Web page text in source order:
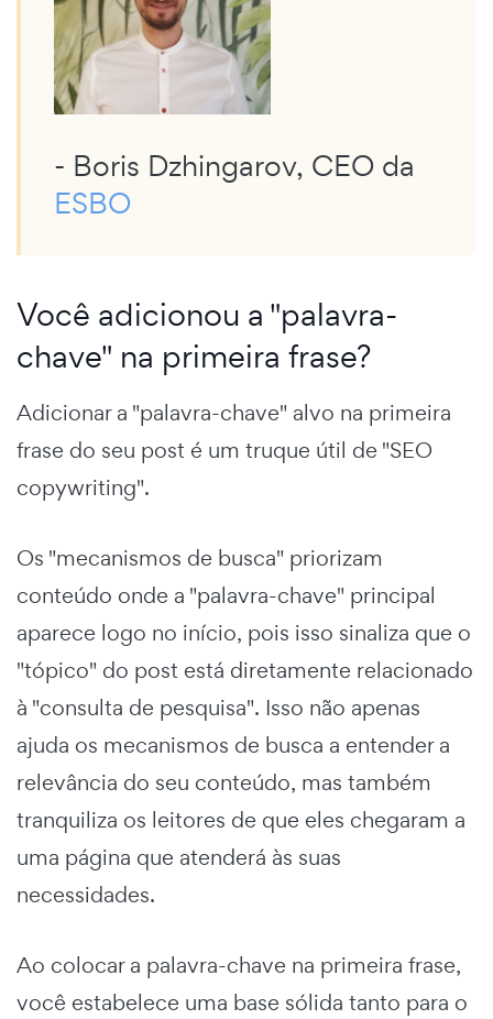
- Boris Dzhingarov, CEO da
ESBO
Você adicionou a "palavra-
chave" na primeira frase?
Adicionar a "palavra-chave" alvo na primeira
frase do seu post é um truque útil de "SEO
copywriting".
Os "mecanismos de busca" priorizam
conteúdo onde a "palavra-chave" principal
aparece logo no início, pois isso sinaliza que o
"tópico" do post está diretamente relacionado
à "consulta de pesquisa". Isso não apenas
ajuda os mecanismos de busca a entender a
relevância do seu conteúdo, mas também
tranquiliza os leitores de que eles chegaram a
uma página que atenderá às suas
necessidades.
Ao colocar a palavra-chave na primeira frase,
você estabelece uma base sólida tanto para o